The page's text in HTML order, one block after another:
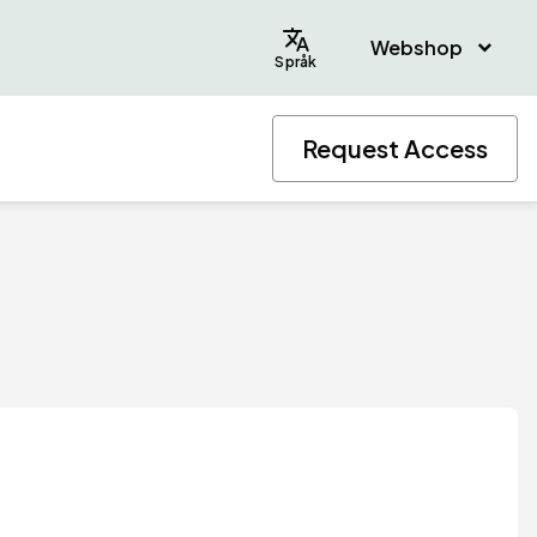
Språk
Webshop
Request Access